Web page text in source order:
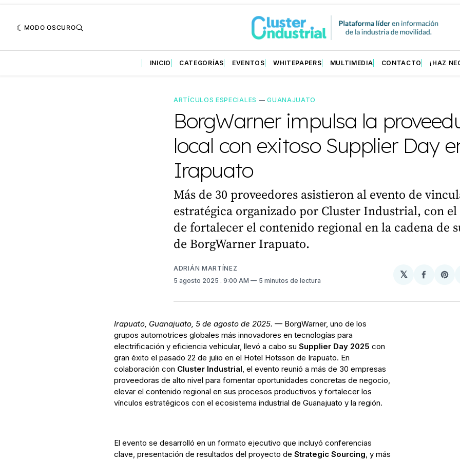
MODO OSCURO
INICIO CATEGORÍAS EVENTOS WHITEPAPERS MULTIMEDIA CONTACTO ¡HAZ
ARTÍCULOS ESPECIALES —GUANAJUATO
BorgWarner impulsa la
local con exitoso Supplier Day
Irapuato
Más de 30 proveedores asistieron al evento de
estratégica organizado por Cluster Industrial, con
de fortalecer el contenido regional en la cadena de
de BorgWarner Irapuato.
ADRIÁN MARTÍNEZ
5 agosto 2025 . 9:00 AM 5 minutos de lectura
𝕏
Irapuato, Guanajuato, 5 de agosto de 2025. — BorgWarner, uno de los
grupos automotrices globales más innovadores en tecnologías para
electrificación y eficiencia vehicular, llevó a cabo su Supplier Day 2025 con
gran éxito el pasado 22 de julio en el Hotel Hotsson de Irapuato. En
colaboración con Cluster Industrial, el evento reunió a más de 30 empresas
proveedoras de alto nivel para fomentar oportunidades concretas de negocio,
elevar el contenido regional en sus procesos productivos y fortalecer los
vínculos estratégicos con el ecosistema industrial de Guanajuato y la región.
El evento se desarrolló en un formato ejecutivo que incluyó conferencias
clave, presentación de resultados del proyecto de Strategic Sourcing, y más